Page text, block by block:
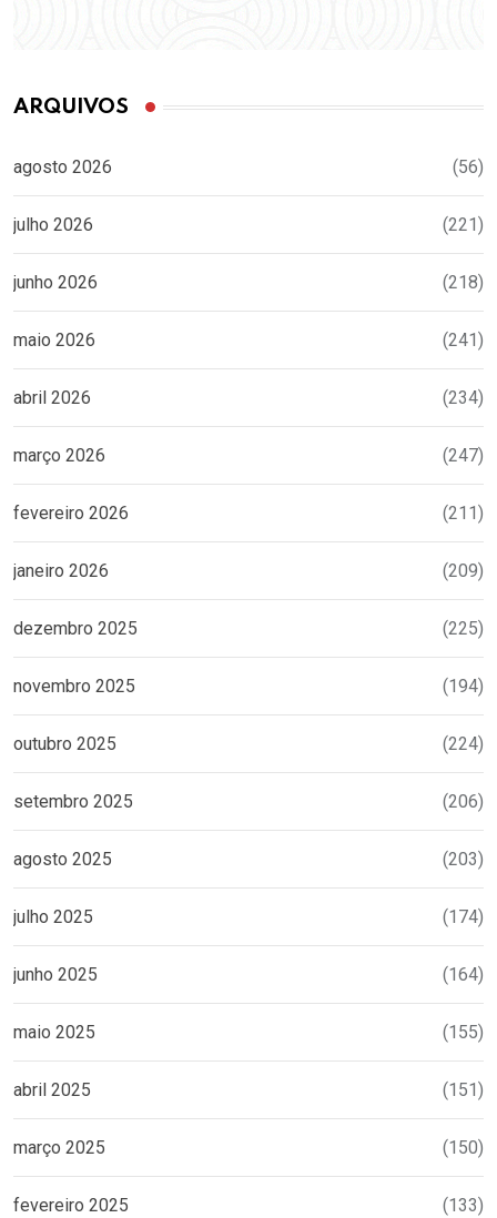
ARQUIVOS
agosto 2026 (56)
julho 2026 (221)
junho 2026 (218)
maio 2026 (241)
abril 2026 (234)
março 2026 (247)
fevereiro 2026 (211)
janeiro 2026 (209)
dezembro 2025 (225)
novembro 2025 (194)
outubro 2025 (224)
setembro 2025 (206)
agosto 2025 (203)
julho 2025 (174)
junho 2025 (164)
maio 2025 (155)
abril 2025 (151)
março 2025 (150)
fevereiro 2025 (133)